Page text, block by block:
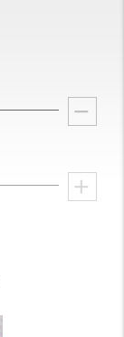
remove
add